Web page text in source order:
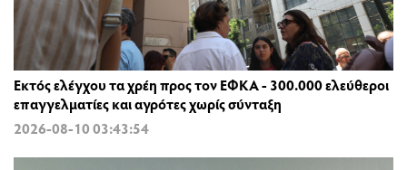
Εκτός ελέγχου τα χρέη προς τον ΕΦΚΑ - 300.000 ελεύθεροι
επαγγελματίες και αγρότες χωρίς σύνταξη
2026-08-10 03:43:54